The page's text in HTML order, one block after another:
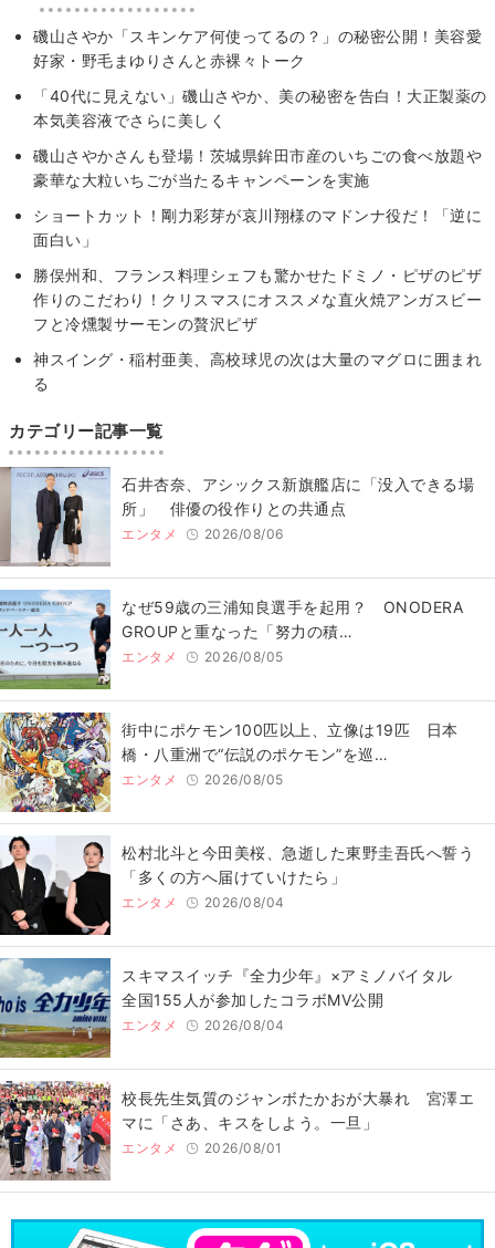
磯山さやか「スキンケア何使ってるの？」の秘密公開！美容愛
好家・野毛まゆりさんと赤裸々トーク
「40代に見えない」磯山さやか、美の秘密を告白！大正製薬の
本気美容液でさらに美しく
磯山さやかさんも登場！茨城県鉾田市産のいちごの食べ放題や
豪華な大粒いちごが当たるキャンペーンを実施
ショートカット！剛力彩芽が哀川翔様のマドンナ役だ！「逆に
面白い」
勝俣州和、フランス料理シェフも驚かせたドミノ・ピザのピザ
作りのこだわり！クリスマスにオススメな直火焼アンガスビー
フと冷燻製サーモンの贅沢ピザ
神スイング・稲村亜美、高校球児の次は大量のマグロに囲まれ
る
カテゴリー記事一覧
石井杏奈、アシックス新旗艦店に「没入できる場
所」 俳優の役作りとの共通点
エンタメ 2026/08/06
なぜ59歳の三浦知良選手を起用？ ONODERA
GROUPと重なった「努力の積…
エンタメ 2026/08/05
街中にポケモン100匹以上、立像は19匹 日本
橋・八重洲で“伝説のポケモン”を巡…
エンタメ 2026/08/05
松村北斗と今田美桜、急逝した東野圭吾氏へ誓う
「多くの方へ届けていけたら」
エンタメ 2026/08/04
スキマスイッチ『全力少年』×アミノバイタル
全国155人が参加したコラボMV公開
エンタメ 2026/08/04
校長先生気質のジャンボたかおが大暴れ 宮澤エ
マに「さあ、キスをしよう。一旦」
エンタメ 2026/08/01